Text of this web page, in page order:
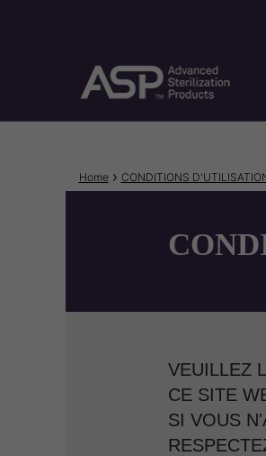
Breadcrumb
Home CONDITIONS
VEUILLEZ
CE SITE
SI VOUS